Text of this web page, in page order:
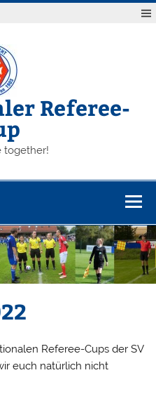
Referee-
together!
Referee-Cups der SV
euch natürlich nicht